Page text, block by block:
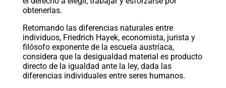
obtenerlas.
Retomando las diferencias naturales entre
individuos, Friedrich Hayek, economista, jurista y
filósofo exponente de la escuela austríaca,
considera que la desigualdad material es producto
directo de la igualdad ante la ley, dada las
diferencias individuales entre seres humanos.